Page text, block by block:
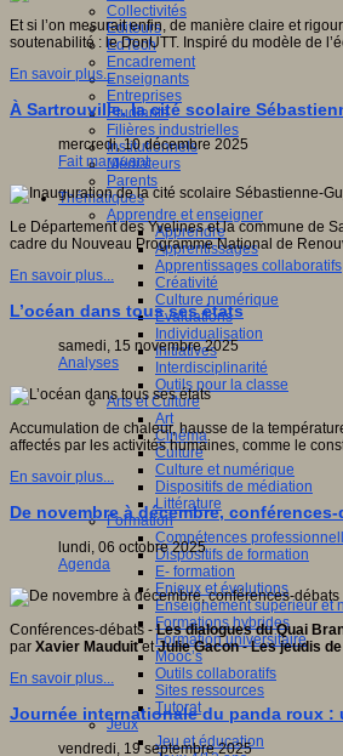
Collectivités
Editeurs
EdTech
Encadrement
Enseignants
Entreprises
Etudiants
Filières industrielles
Institutionnels
Médiateurs
Parents
Thématiques
Apprendre et enseigner
Apprendre
Apprentissages
Apprentissages collaboratifs
Créativité
Culture numérique
Evaluations
Individualisation
Initiatives
Interdisciplinarité
Outils pour la classe
Arts et Culture
Art
Cinéma
Culture
Culture et numérique
Dispositifs de médiation
Littérature
Formation
Compétences
Dispositifs de formation
E- formation
Enjeux et évolutions
Enseignement supérieur et
Formations hybrides
Formation universitaire
Mooc’s
Outils collaboratifs
Sites ressources
Tutorat
Jeux
Jeu et éducation
Et si l’on mesurait enfin, de manière claire et
soutenabilité : le DonUTT. Inspiré du modèle de
En savoir plus...
À Sartrouville, la cité scolaire
mercredi, 10 décembre 2025
Fait marquant
Le Département des Yvelines et la commune de
cadre du Nouveau Programme National de
En savoir plus...
L’océan dans tous ses états
samedi, 15 novembre 2025
Analyses
Accumulation de chaleur, hausse de la
affectés par les activités humaines, comme le
En savoir plus...
De novembre à décembre,
lundi, 06 octobre 2025
Agenda
Conférences-débats -Les dialogues du Quai
par Xavier MauduitetJulie Gacon-Les jeudis
En savoir plus...
Journée internationale du panda roux :
vendredi, 19 septembre 2025